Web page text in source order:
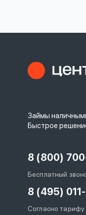
Займы
Быстрое
8 (800)
Бесплатный
8 (495)
Согласно
Войти под